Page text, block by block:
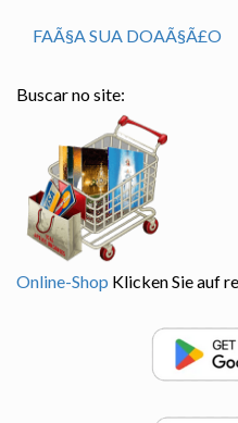
FAÃ§A SUA DOAÃ§Ã£O
Buscar no site:
Online-Shop Klicken Sie auf